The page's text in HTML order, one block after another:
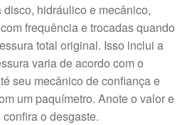
hidráulico e mecânico,
frequência e trocadas quando
total original. Isso inclui a
varia de acordo com o
seu mecânico de confiança e
um paquímetro. Anote o valor e
o desgaste.